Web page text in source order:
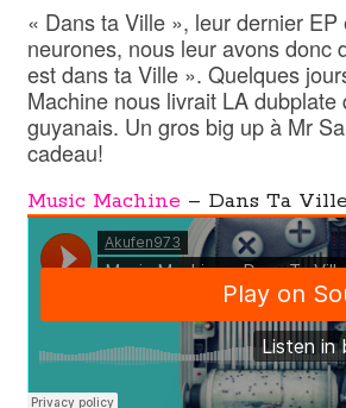
« Dans ta Ville », leur dernier
neurones, nous leur avons donc
est dans ta Ville ». Quelques
Machine nous livrait LA
guyanais. Un gros big up à Mr
cadeau!
Music Machine – Dans Ta